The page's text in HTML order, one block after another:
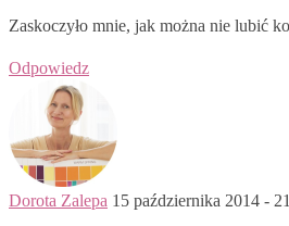
Zaskoczyło mnie, jak można nie lubić
Odpowiedz
Dorota Zalepa 15 października 2014 -